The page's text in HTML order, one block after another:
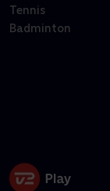
Tennis
Badminton